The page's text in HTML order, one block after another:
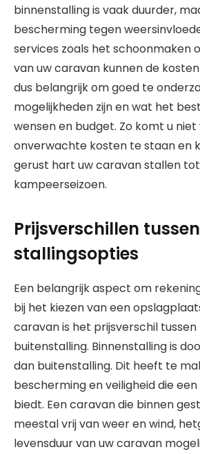
binnenstalling is vaak duurder,
bescherming tegen
services zoals het schoonmaken
van uw caravan kunnen de
dus belangrijk om goed te
mogelijkheden zijn en wat het
wensen en budget. Zo komt u
onverwachte kosten te staan en
gerust hart uw caravan stallen
kampeerseizoen.
Prijsverschillen tussen
stallingsopties
Een belangrijk aspect om
bij het kiezen van een
caravan is het prijsverschil
buitenstalling. Binnenstalling is
dan buitenstalling. Dit heeft te
bescherming en veiligheid die
biedt. Een caravan die binnen
meestal vrij van weer en wind,
levensduur van uw caravan